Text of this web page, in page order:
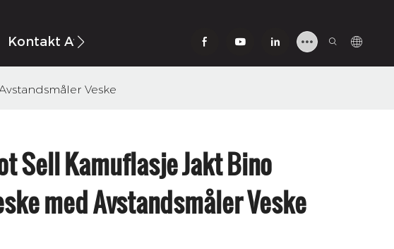
Kontakt Av
Veske
Sell Kamuflasje Jakt Bino
med Avstandsmåler Veske